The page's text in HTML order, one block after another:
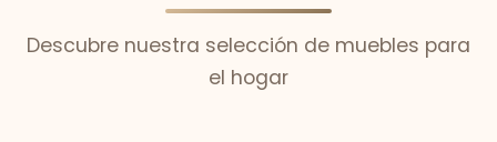
Descubre nuestra selección de muebles para
el hogar